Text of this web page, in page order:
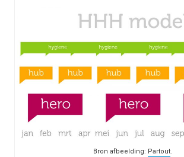
Bron afbeelding: Partout.